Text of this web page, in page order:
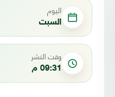
اليوم
السبت
وقت النشر
09:31 م